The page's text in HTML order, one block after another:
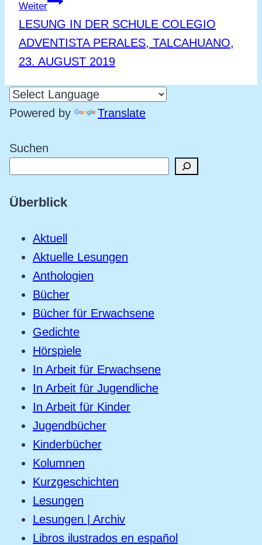
Weiter
LESUNG IN DER SCHULE COLEGIO
ADVENTISTA PERALES, TALCAHUANO,
23. AUGUST 2019
Powered by Translate
Suchen
Überblick
Aktuell
Aktuelle Lesungen
Anthologien
Bücher
Bücher für Erwachsene
Gedichte
Hörspiele
In Arbeit für Erwachsene
In Arbeit für Jugendliche
In Arbeit für Kinder
Jugendbücher
Kinderbücher
Kolumnen
Kurzgeschichten
Lesungen
Lesungen | Archiv
Libros ilustrados en español